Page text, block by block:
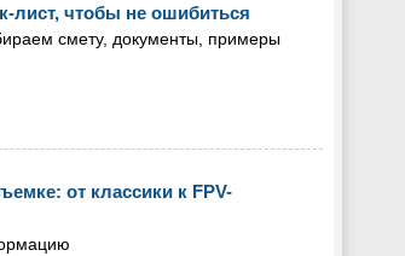
лист, чтобы не ошибиться
смету, документы, примеры
от классики к FPV-